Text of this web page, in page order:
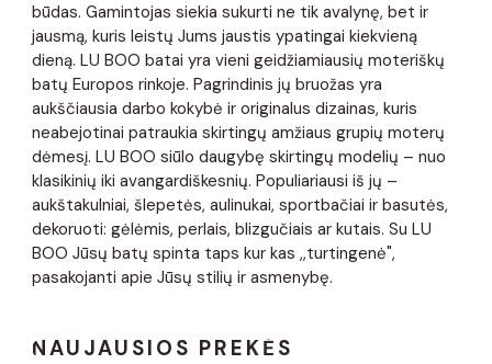
būdas. Gamintojas siekia sukurti ne tik avalynę, bet ir
jausmą, kuris leistų Jums jaustis ypatingai kiekvieną
dieną. LU BOO batai yra vieni geidžiamiausių moteriškų
batų Europos rinkoje. Pagrindinis jų bruožas yra
aukščiausia darbo kokybė ir originalus dizainas, kuris
neabejotinai patraukia skirtingų amžiaus grupių moterų
dėmesį. LU BOO siūlo daugybę skirtingų modelių – nuo ​​
klasikinių iki avangardiškesnių. Populiariausi iš jų –
aukštakulniai, šlepetės, aulinukai, sportbačiai ir basutės,
dekoruoti: gėlėmis, perlais, blizgučiais ar kutais. Su LU
BOO Jūsų batų spinta taps kur kas ,,turtingenė",
pasakojanti apie Jūsų stilių ir asmenybę.
NAUJAUSIOS PREKĖS